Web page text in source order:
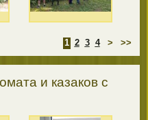
1 2 3 4 > >>
и казаков с